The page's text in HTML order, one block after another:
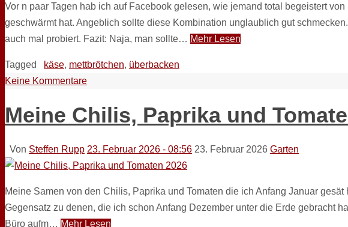
Vor n paar Tagen hab ich auf Facebook gelesen, wie jemand total begeistert
geschwärmt hat. Angeblich sollte diese Kombination unglaublich gut
auch mal probiert. Fazit: Naja, man sollte… Mehr Lesen
Tagged käse, mettbrötchen, überbacken
Keine Kommentare
Meine Chilis, Paprika und
Von Steffen Rupp 23. Februar 2026 - 08:56 23. Februar 2026 Garten
Meine Samen von den Chilis, Paprika und Tomaten die ich Anfang Januar
Gegensatz zu denen, die ich schon Anfang Dezember unter die Erde gebracht
Büro aufm… Mehr Lesen